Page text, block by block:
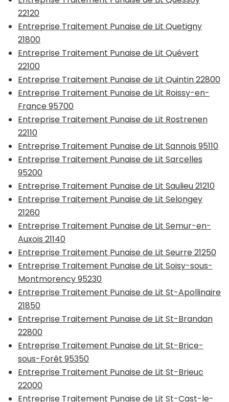
22120
Entreprise Traitement Punaise de Lit Quetigny
21800
Entreprise Traitement Punaise de Lit Quévert
22100
Entreprise Traitement Punaise de Lit Quintin 22800
Entreprise Traitement Punaise de Lit Roissy-en-
France 95700
Entreprise Traitement Punaise de Lit Rostrenen
22110
Entreprise Traitement Punaise de Lit Sannois 95110
Entreprise Traitement Punaise de Lit Sarcelles
95200
Entreprise Traitement Punaise de Lit Saulieu 21210
Entreprise Traitement Punaise de Lit Selongey
21260
Entreprise Traitement Punaise de Lit Semur-en-
Auxois 21140
Entreprise Traitement Punaise de Lit Seurre 21250
Entreprise Traitement Punaise de Lit Soisy-sous-
Montmorency 95230
Entreprise Traitement Punaise de Lit St-Apollinaire
21850
Entreprise Traitement Punaise de Lit St-Brandan
22800
Entreprise Traitement Punaise de Lit St-Brice-
sous-Forêt 95350
Entreprise Traitement Punaise de Lit St-Brieuc
22000
Entreprise Traitement Punaise de Lit St-Cast-le-